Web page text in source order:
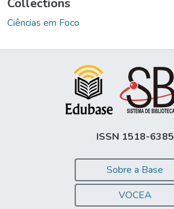
Collections
Ciências em Foco
ISSN 1518-6385
Sobre a Base
VOCEA